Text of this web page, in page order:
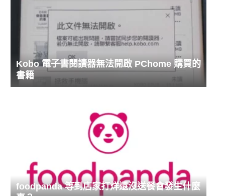
Kobo 電子書閱讀器無法開啟 PChome 購買的
書籍
foodpanda 等到店家打烊還沒送餐會發生什麼